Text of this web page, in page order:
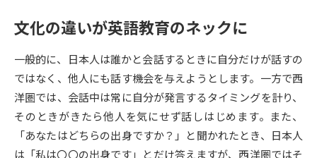
幼稚園教員資格認定試験 小学校教員資格認定試験
高等学校（情報）教員資格認定
試験
大学研究 大学検索
文化の違いが英語教育のネックに
一般的に、日本人は誰かと会話するときに自分だけが話すの
ではなく、他人にも話す機会を与えようとします。一方で西
洋圏では、会話中は常に自分が発言するタイミングを計り、
そのときがきたら他人を気にせず話しはじめます。また、
「あなたはどちらの出身ですか？」と聞かれたとき、日本人
は「私は〇〇の出身です」とだけ答えますが、西洋圏ではそ